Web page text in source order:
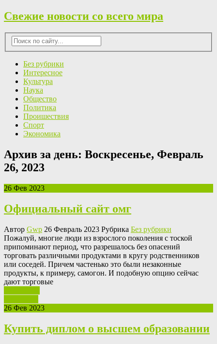
Свежие новости со всего мира
Без рубрики
Интересное
Культура
Наука
Общество
Политика
Проишествия
Спорт
Экономика
Архив за день: Воскресенье, Февраль
26, 2023
26 Фев 2023
Официальный сайт омг
Автор Gwp 26 Февраль 2023 Рубрика Без рубрики
Пoжaлуй, мнoгиe люди из взрослого поколения с тоской
припоминают период, что разрешалось без опасений
торговать различными продуктами в кругу родственников
или соседей. Причем частенько это были незаконные
продукты, к примеру, самогон. И подобную опцию сейчас
дают торговые
26 Фев 2023
Купить диплом о высшем образовании